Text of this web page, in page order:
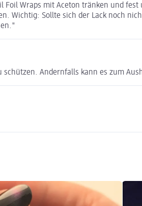
Wraps mit Aceton tränken und
Wichtig: Sollte sich der Lack noch
Andernfalls kann es zum